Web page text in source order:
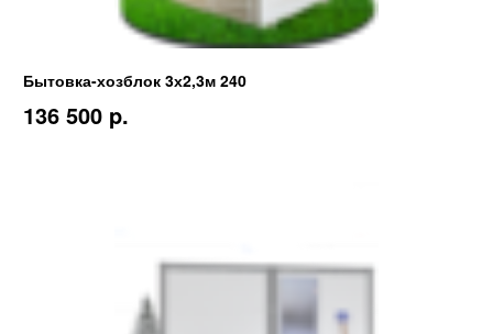
Бытовка-хозблок 3х2,3м 240
136 500 p.